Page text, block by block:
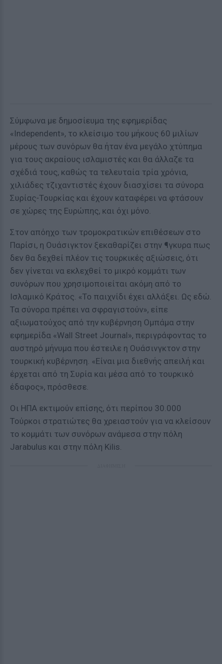
Σύμφωνα με δημοσίευμα της εφημερίδας
«Independent», το κλείσιμο του μήκους 60 μιλίων
μέρους των συνόρων θα ήταν ένα μεγάλο χτύπημα
για τους ακραίους ισλαμιστές και θα άλλαζε τα
σχέδιά τους, καθώς τα τελευταία τρία χρόνια,
χιλιάδες τζιχαντιστές έχουν διασχίσει τα σύνορα
Συρίας-Τουρκίας και έχουν καταφέρει να φτάσουν
σε χώρες της Ευρώπης, και όχι μόνο.
Στον απόηχο των τρομοκρατικών επιθέσεων στο
Παρίσι, η Ουάσιγκτον ξεκαθαρίζει στην ¶γκυρα πως
δεν θα δεχθεί πλέον τις τουρκικές αξιώσεις, ότι
δεν γίνεται να εκλεχθεί το μικρό κομμάτι των
συνόρων που χρησιμοποιείται ακόμη από το
Ισλαμικό Κράτος. «Το παιχνίδι έχει αλλάξει. Ως εδώ.
Τα σύνορα πρέπει να σφραγιστούν», είπε
αξιωματούχος από την κυβέρνηση Ομπάμα στην
εφημερίδα «Wall Street Journal», περιγράφοντας το
αυστηρό μήνυμα που έστειλε η Ουάσινγκτον στην
τουρκική κυβέρνηση. «Είναι μια διεθνής απειλή και
έρχεται από τη Συρία και μέσα από το τουρκικό
έδαφος», πρόσθεσε.
Οι ΗΠΑ εκτιμούν επίσης, ότι περίπου 30.000
Τούρκοι στρατιώτες θα χρειαστούν για να κλείσουν
το κομμάτι των συνόρων ανάμεσα στην πόλη
Jarabulus και στην πόλη Kilis.